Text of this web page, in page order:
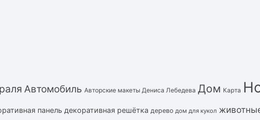
Автомобиль Авторские макеты Дениса Лебедева Дом Карта
панель декоративная решётка дерево дом для кукол